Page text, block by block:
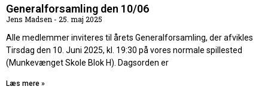
Generalforsamling den 10/06
Jens Madsen
25. maj 2025
Alle medlemmer inviteres til årets Generalforsamling, der afvikles
Tirsdag den 10. Juni 2025, kl. 19:30 på vores normale spillested
(Munkevænget Skole Blok H). Dagsorden er
Læs mere »